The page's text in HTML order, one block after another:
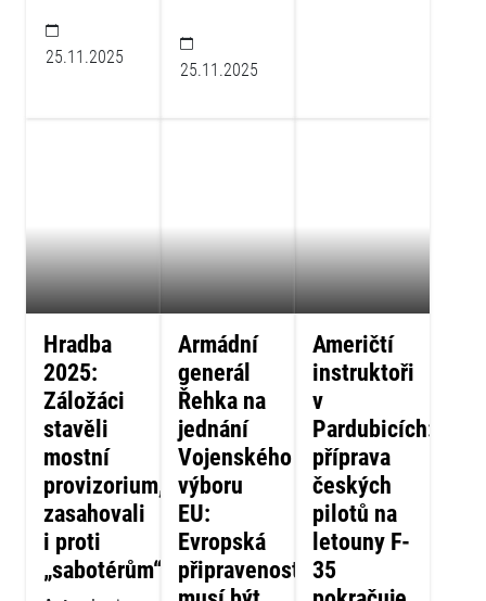
25.11.2025
25.11.2025
Hradba
2025:
Záložáci
stavěli
mostní
provizorium,
zasahovali
i proti
„sabotérům“
Armádní
generál
Řehka na
jednání
Vojenského
výboru
EU:
Evropská
připravenost
Američtí
instruktoři
v
Pardubicích:
příprava
českých
pilotů na
letouny F-
35